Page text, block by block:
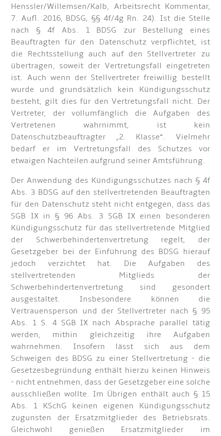
Henssler/Willemsen/Kalb, Arbeitsrecht Kommentar,
7. Aufl. 2016, BDSG, §§ 4f/4g Rn. 24). Ist die Stelle
nach § 4f Abs. 1 BDSG zur Bestellung eines
Beauftragten für den Datenschutz verpflichtet, ist
die Rechtsstellung auch auf den Stellvertreter zu
übertragen, soweit der Vertretungsfall eingetreten
ist. Auch wenn der Stellvertreter freiwillig bestellt
wurde und grundsätzlich kein Kündigungsschutz
besteht, gilt dies für den Vertretungsfall nicht. Der
Vertreter, der vollumfänglich die Aufgaben des
Vertretenen wahrnimmt, ist kein
Datenschutzbeauftragter „2. Klasse“. Vielmehr
bedarf er im Vertretungsfall des Schutzes vor
etwaigen Nachteilen aufgrund seiner Amtsführung.
Der Anwendung des Kündigungsschutzes nach § 4f
Abs. 3 BDSG auf den stellvertretenden Beauftragten
für den Datenschutz steht nicht entgegen, dass das
SGB IX in § 96 Abs. 3 SGB IX einen besonderen
Kündigungsschutz für das stellvertretende Mitglied
der Schwerbehindertenvertretung regelt, der
Gesetzgeber bei der Einführung des BDSG hierauf
jedoch verzichtet hat. Die Aufgaben des
stellvertretenden Mitglieds der
Schwerbehindertenvertretung sind gesondert
ausgestaltet. Insbesondere können die
Vertrauensperson und der Stellvertreter nach § 95
Abs. 1 S. 4 SGB IX nach Absprache parallel tätig
werden, mithin gleichzeitig ihre Aufgaben
wahrnehmen. Insofern lässt sich aus dem
Schweigen des BDSG zu einer Stellvertretung - die
Gesetzesbegründung enthält hierzu keinen Hinweis
- nicht entnehmen, dass der Gesetzgeber eine solche
ausschließen wollte. Im Übrigen enthält auch § 15
Abs. 1 KSchG keinen eigenen Kündigungsschutz
zugunsten der Ersatzmitglieder des Betriebsrats.
Gleichwohl genießen Ersatzmitglieder im